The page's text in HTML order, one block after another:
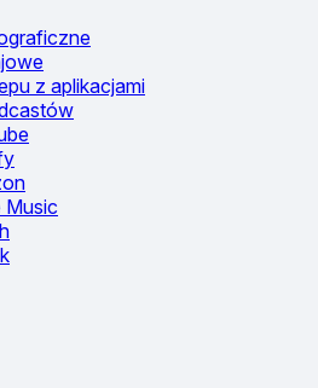
z aplikacjami
Music